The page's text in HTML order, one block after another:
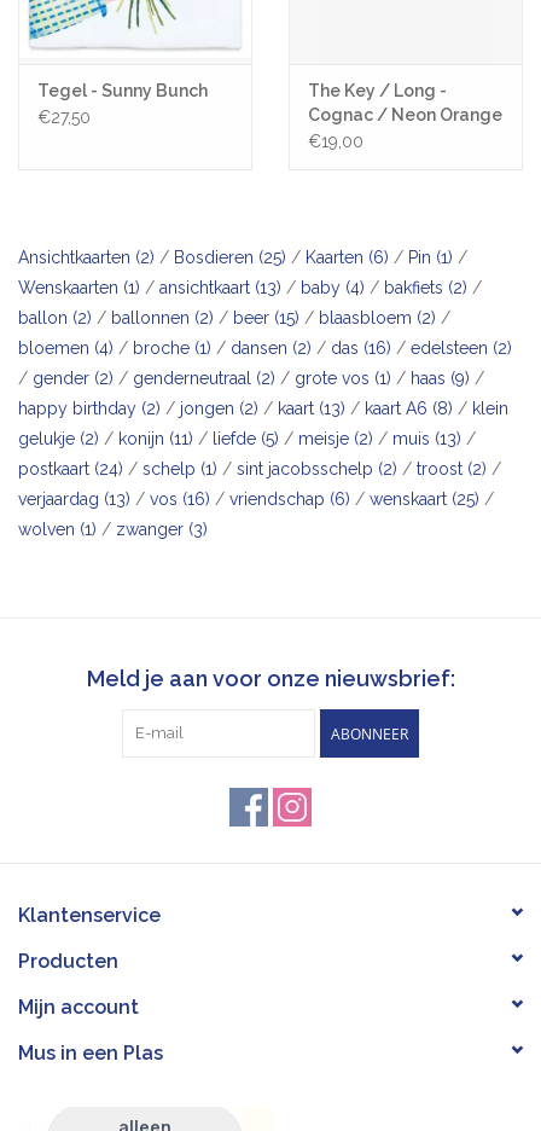
Tegel - Sunny Bunch
€27,50
The Key / Long -
Cognac / Neon Orange
key
€19,00
Ansichtkaarten (2) / Bosdieren (25) / Kaarten (6) / Pin (1) /
Wenskaarten (1) / ansichtkaart (13) / baby (4) / bakfiets (2) /
ballon (2) / ballonnen (2) / beer (15) / blaasbloem (2) /
bloemen (4) / broche (1) / dansen (2) / das (16) / edelsteen (2)
/ gender (2) / genderneutraal (2) / grote vos (1) / haas (9) /
happy birthday (2) / jongen (2) / kaart (13) / kaart A6 (8) / klein
gelukje (2) / konijn (11) / liefde (5) / meisje (2) / muis (13) /
postkaart (24) / schelp (1) / sint jacobsschelp (2) / troost (2) /
verjaardag (13) / vos (16) / vriendschap (6) / wenskaart (25) /
wolven (1) / zwanger (3)
Meld je aan voor onze nieuwsbrief:
ABONNEER
Klantenservice
Producten
Mijn account
Mus in een Plas